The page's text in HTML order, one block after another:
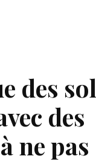
des
des
ne pas